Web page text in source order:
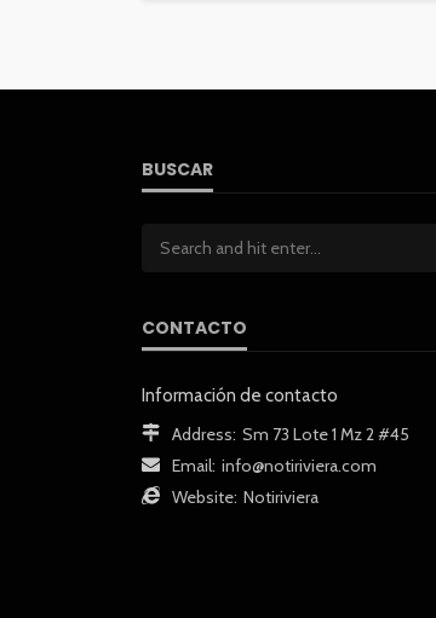
BUSCAR
CONTACTO
Información de contacto
Address: Sm 73 Lote 1 Mz 2 #45
Email: info@notiriviera.com
Website: Notiriviera